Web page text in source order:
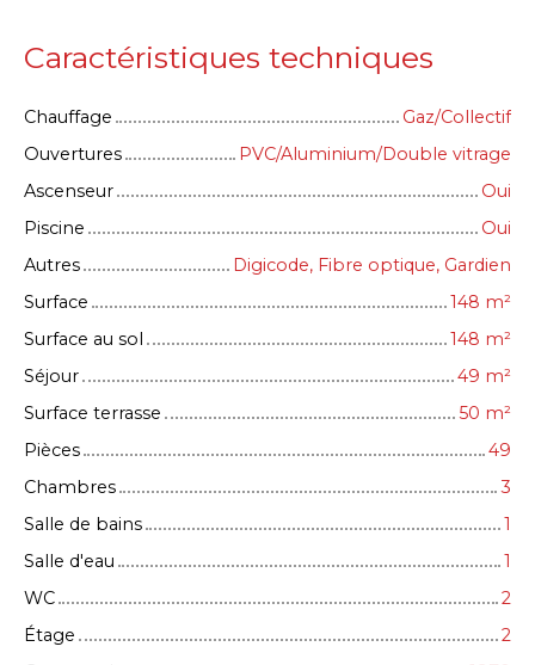
Caractéristiques techniques
Chauffage
Gaz/Collectif
Ouvertures
PVC/Aluminium/Double vitrage
Ascenseur
Oui
Piscine
Oui
Autres
Digicode, Fibre optique, Gardien
Surface
148 m²
Surface au sol
148 m²
Séjour
49 m²
Surface terrasse
50 m²
Pièces
49
Chambres
3
Salle de bains
1
Salle d'eau
1
WC
2
Étage
2